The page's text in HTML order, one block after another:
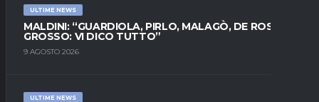
ULTIME NEWS
MALDINI: “GUARDIOLA, PIRLO, MALAGÒ, DE ROSSI E
GROSSO: VI DICO TUTTO”
9 AGOSTO 2026
ULTIME NEWS